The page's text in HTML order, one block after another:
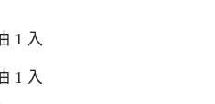
1 入
1 入